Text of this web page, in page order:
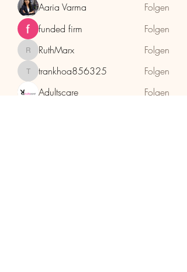
Aaria Varma
Folgen
funded firm
Folgen
RuthMarx
RuthMarx Folgen
trankhoa856325
trankhoa856325
Folgen
Adultscare
Folgen